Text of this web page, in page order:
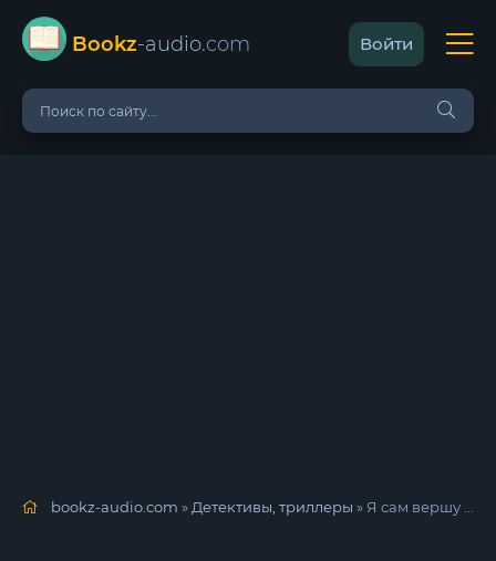
Bookz-audio.com Войти
bookz-audio.com » Детективы, триллеры » Я сам вершу суд (Суд - это я) - Микки Спиллейн